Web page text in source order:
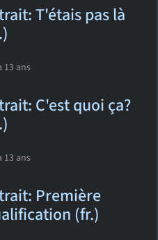
T'étais pas là
13 ans
C'est quoi ça?
13 ans
Première
(fr.)